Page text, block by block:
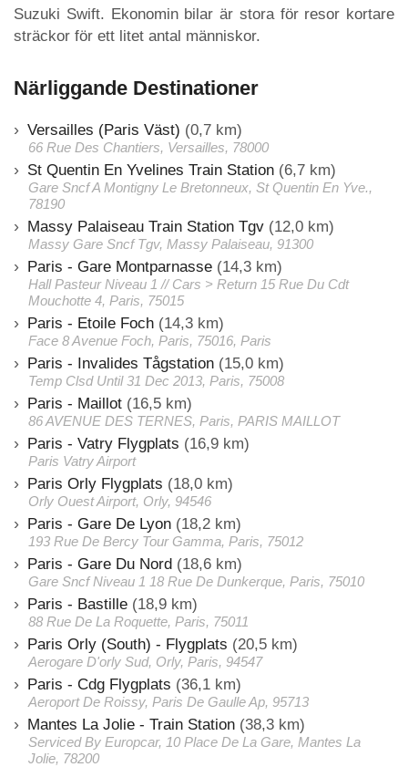
Suzuki Swift. Ekonomin bilar är stora för resor kortare
sträckor för ett litet antal människor.
Närliggande Destinationer
Versailles (Paris Väst) (0,7 km)
66 Rue Des Chantiers, Versailles, 78000
St Quentin En Yvelines Train Station (6,7 km)
Gare Sncf A Montigny Le Bretonneux, St Quentin En Yve.,
78190
Massy Palaiseau Train Station Tgv (12,0 km)
Massy Gare Sncf Tgv, Massy Palaiseau, 91300
Paris - Gare Montparnasse (14,3 km)
Hall Pasteur Niveau 1 // Cars > Return 15 Rue Du Cdt
Mouchotte 4, Paris, 75015
Paris - Etoile Foch (14,3 km)
Face 8 Avenue Foch, Paris, 75016, Paris
Paris - Invalides Tågstation (15,0 km)
Temp Clsd Until 31 Dec 2013, Paris, 75008
Paris - Maillot (16,5 km)
86 AVENUE DES TERNES, Paris, PARIS MAILLOT
Paris - Vatry Flygplats (16,9 km)
Paris Vatry Airport
Paris Orly Flygplats (18,0 km)
Orly Ouest Airport, Orly, 94546
Paris - Gare De Lyon (18,2 km)
193 Rue De Bercy Tour Gamma, Paris, 75012
Paris - Gare Du Nord (18,6 km)
Gare Sncf Niveau 1 18 Rue De Dunkerque, Paris, 75010
Paris - Bastille (18,9 km)
88 Rue De La Roquette, Paris, 75011
Paris Orly (South) - Flygplats (20,5 km)
Aerogare D'orly Sud, Orly, Paris, 94547
Paris - Cdg Flygplats (36,1 km)
Aeroport De Roissy, Paris De Gaulle Ap, 95713
Mantes La Jolie - Train Station (38,3 km)
Serviced By Europcar, 10 Place De La Gare, Mantes La
Jolie, 78200